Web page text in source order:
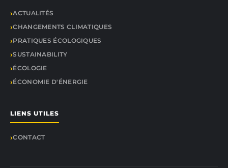
ACTUALITÉS
CHANGEMENTS CLIMATIQUES
PRATIQUES ÉCOLOGIQUES
SUSTAINABILITY
ÉCOLOGIE
ÉCONOMIE D'ÉNERGIE
LIENS UTILES
CONTACT